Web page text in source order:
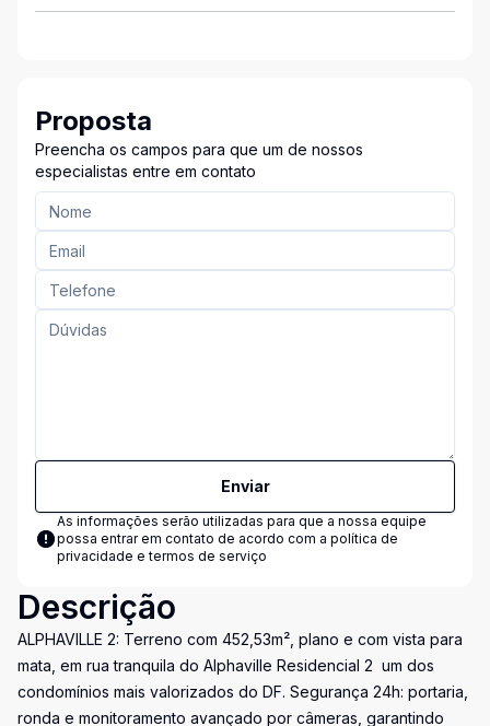
Proposta
Preencha os campos para que um de nossos
especialistas entre em contato
Enviar
As informações serão utilizadas para que a nossa equipe
possa entrar em contato de acordo com a política de
privacidade e termos de serviço
Descrição
ALPHAVILLE 2: Terreno com 452,53m², plano e com vista para
mata, em rua tranquila do Alphaville Residencial 2  um dos
condomínios mais valorizados do DF. Segurança 24h: portaria,
ronda e monitoramento avançado por câmeras, garantindo